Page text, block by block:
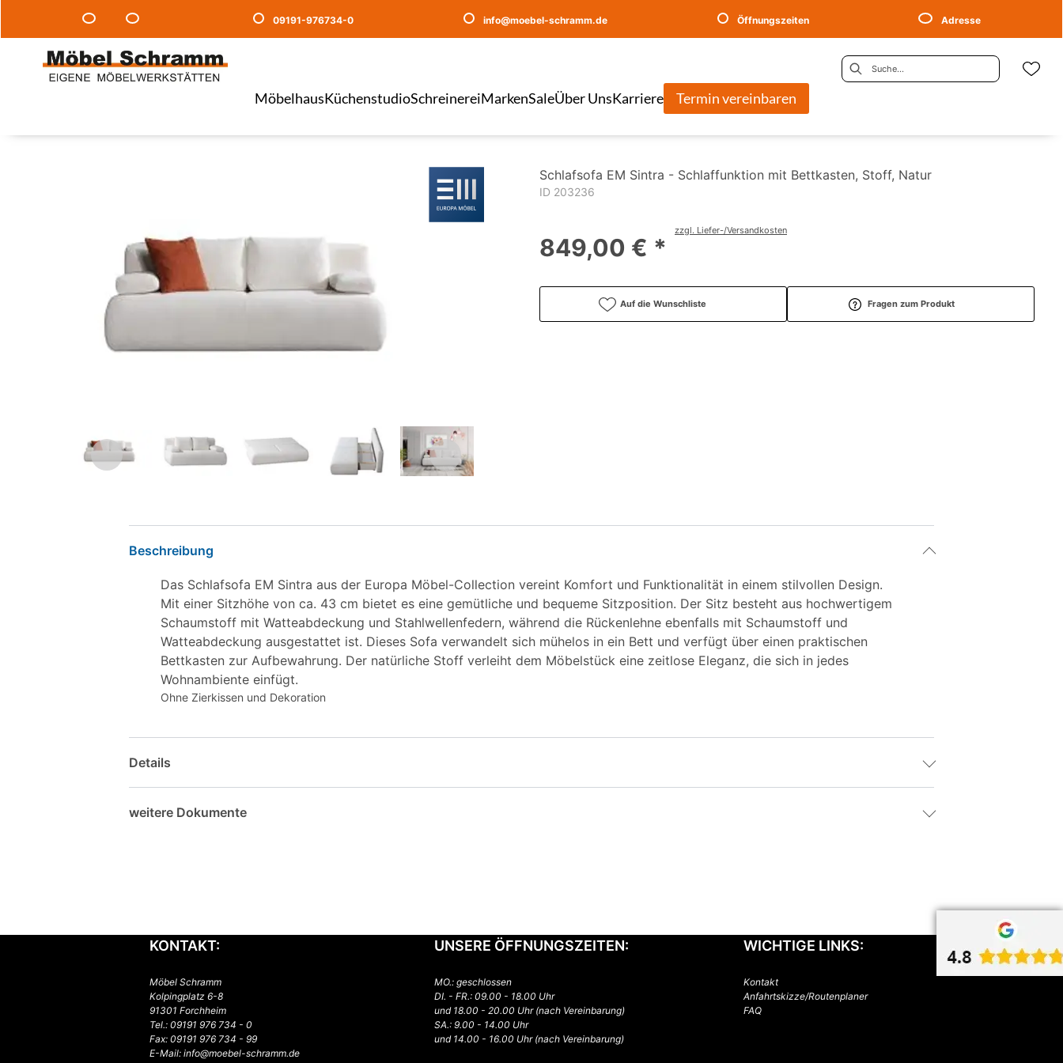
09191-976734-0 info@moebel-schramm.de Öffnungszeiten Adresse
MöbelhausKüchenstudioSchreinereiMarkenSaleÜber UnsKarriere Termin vereinbaren
Schlafsofa EM Sintra - Schlaffunktion mit Bettkasten, Stoff, Natur
ID 203236
849,00 € *
zzgl. Liefer-/Versandkosten
Auf die Wunschliste Fragen zum Produkt
Beschreibung
Das Schlafsofa EM Sintra aus der Europa Möbel-Collection vereint Komfort und Funktionalität in einem stilvollen Design.
Mit einer Sitzhöhe von ca. 43 cm bietet es eine gemütliche und bequeme Sitzposition. Der Sitz besteht aus hochwertigem
Schaumstoff mit Watteabdeckung und Stahlwellenfedern, während die Rückenlehne ebenfalls mit Schaumstoff und
Watteabdeckung ausgestattet ist. Dieses Sofa verwandelt sich mühelos in ein Bett und verfügt über einen praktischen
Bettkasten zur Aufbewahrung. Der natürliche Stoff verleiht dem Möbelstück eine zeitlose Eleganz, die sich in jedes
Wohnambiente einfügt.
Ohne Zierkissen und Dekoration
Details
weitere Dokumente
KONTAKT:
Möbel Schramm
Kolpingplatz 6-8
91301 Forchheim
Tel.: 09191 976 734 - 0
Fax: 09191 976 734 - 99
E-Mail: info@moebel-schramm.de
UNSERE ÖFFNUNGSZEITEN:
MO.: geschlossen
DI. - FR.: 09.00 - 18.00 Uhr
und 18.00 - 20.00 Uhr (nach Vereinbarung)
SA.: 9.00 - 14.00 Uhr
und 14.00 - 16.00 Uhr (nach Vereinbarung)
WICHTIGE LINKS:
Kontakt
Anfahrtskizze/Routenplaner
FAQ